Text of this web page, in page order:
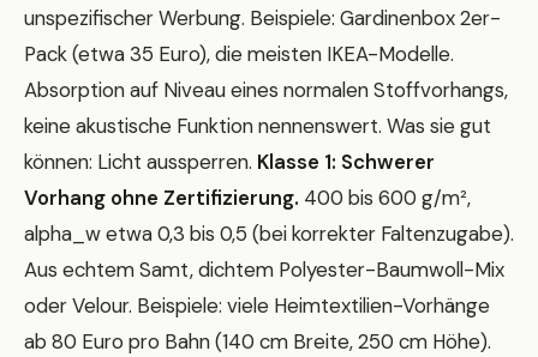
unspezifischer Werbung. Beispiele: Gardinenbox 2er-
Pack (etwa 35 Euro), die meisten IKEA-Modelle.
Absorption auf Niveau eines normalen Stoffvorhangs,
keine akustische Funktion nennenswert. Was sie gut
können: Licht aussperren. Klasse 1: Schwerer
Vorhang ohne Zertifizierung. 400 bis 600 g/m²,
alpha_w etwa 0,3 bis 0,5 (bei korrekter Faltenzugabe).
Aus echtem Samt, dichtem Polyester-Baumwoll-Mix
oder Velour. Beispiele: viele Heimtextilien-Vorhänge
ab 80 Euro pro Bahn (140 cm Breite, 250 cm Höhe).